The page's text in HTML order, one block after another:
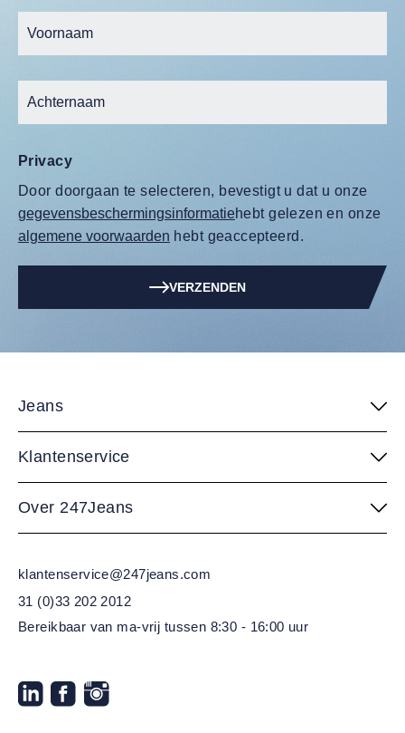
Privacy
Door doorgaan te selecteren, bevestigt u dat u onze
gegevensbeschermingsinformatiehebt gelezen en onze
algemene voorwaarden hebt geaccepteerd.
VERZENDEN
Jeans
Klantenservice
Over 247Jeans
klantenservice@247jeans.com
31 (0)33 202 2012
Bereikbaar van ma-vrij tussen 8:30 - 16:00 uur